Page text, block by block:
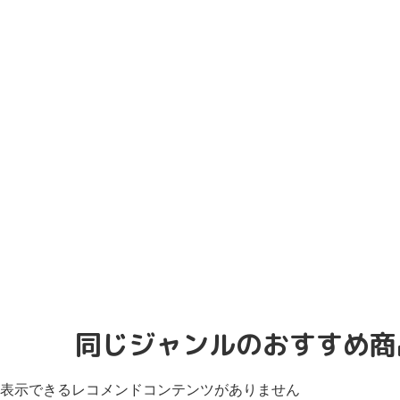
同じジャンルのおすすめ
表示できるレコメンドコンテンツがありません